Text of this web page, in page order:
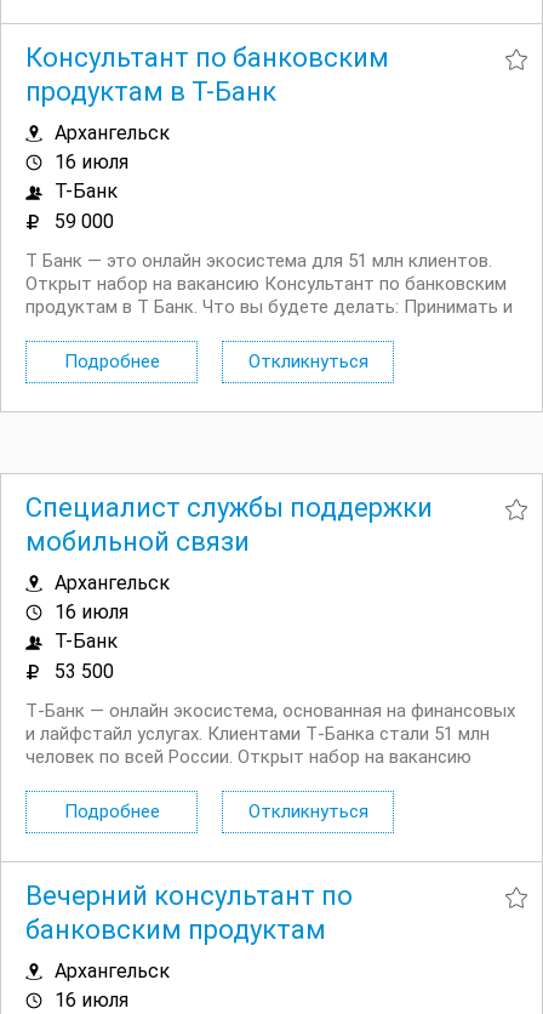
Консультант по банковским
продуктам в Т-Банк
Архангельск
16 июля
Т-Банк
59 000
Т Банк — это онлайн экосистема для 51 млн клиентов.
Открыт набор на вакансию Консультант по банковским
продуктам в Т Банк. Что вы будете делать: Принимать и
Консультировать действующих и потенциальных
клиентов банка по телефону и в чате Вам...
Подробнее Откликнуться
Специалист службы поддержки
мобильной связи
Архангельск
16 июля
Т-Банк
53 500
Т‑Банк — онлайн экосистема, основанная на финансовых
и лайфстайл услугах. Клиентами Т‑Банка стали 51 млн
человек по всей России. Открыт набор на вакансию
регионах. Что вы будете делать: Работать с
действующими и потенциальными клиентами на...
Подробнее Откликнуться
Вечерний консультант по
банковским продуктам
Архангельск
16 июля